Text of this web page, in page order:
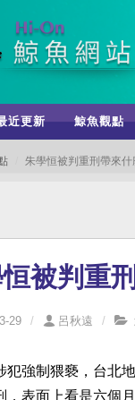
近更新 鯨魚觀點
朱學恒被判重刑帶來什
被判重
29 呂秋遠
犯強制猥褻，台北
，表面上看是六個